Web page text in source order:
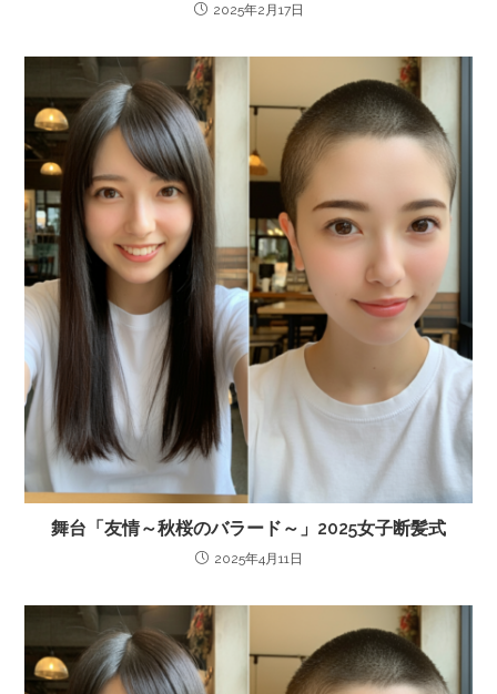
2025年2月17日
舞台「友情～秋桜のバラード～」2025女子断髪式
2025年4月11日